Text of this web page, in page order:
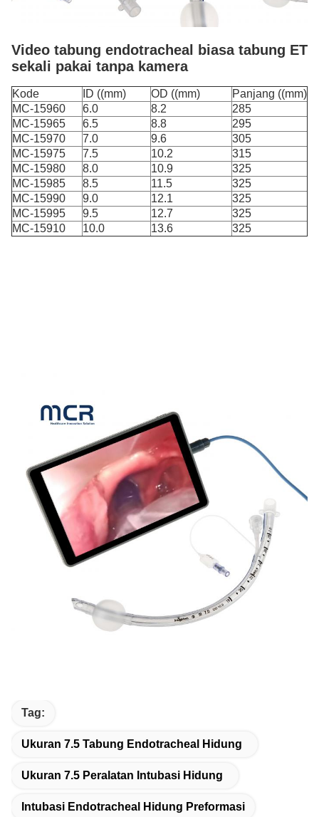
Video tabung endotracheal biasa tabung ET
sekali pakai tanpa kamera
Kode ID ((mm) OD ((mm)
Panjang ((mm)
MC-15960
6.0 8.2
285
MC-15965
6.5 8.8
295
MC-15970
7.0 9.6
305
MC-15975
7.5 10.2
315
MC-15980
8.0 10.9
325
MC-15985
8.5 11.5
325
MC-15990
9.0 12.1
325
MC-15995
9.5 12.7
325
MC-15910
10.0 13.6 325
Tag:
Ukuran 7.5 Tabung Endotracheal Hidung
Ukuran 7.5 Peralatan Intubasi Hidung
Intubasi Endotracheal Hidung Preformasi